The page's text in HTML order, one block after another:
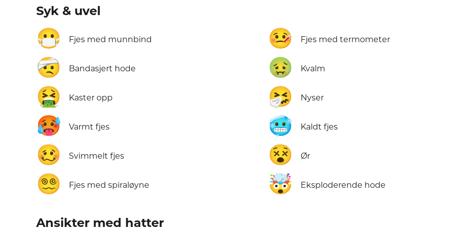
Syk & uvel
😷 Fjes med munnbind 🤒 Fjes med termometer
🤕 Bandasjert hode 🤢 Kvalm
🤮 Kaster opp 🤧 Nyser
🥵 Varmt fjes 🥶 Kaldt fjes
🥴 Svimmelt fjes 😵 Ør
😵‍💫 Fjes med spiraløyne 🤯 Eksploderende hode
Ansikter med hatter